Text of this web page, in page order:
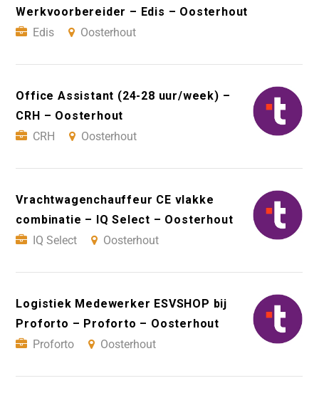
Werkvoorbereider – Edis – Oosterhout
Edis
Oosterhout
Office Assistant (24-28 uur/week) –
CRH – Oosterhout
CRH
Oosterhout
Vrachtwagenchauffeur CE vlakke
combinatie – IQ Select – Oosterhout
IQ Select
Oosterhout
Logistiek Medewerker ESVSHOP bij
Proforto – Proforto – Oosterhout
Proforto
Oosterhout